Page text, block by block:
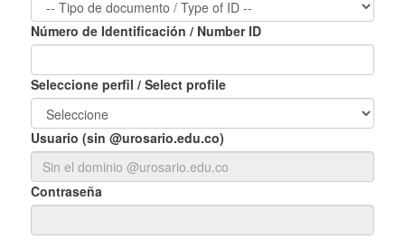
Número de Identificación / Number ID
Seleccione perfil / Select profile
Usuario (sin @urosario.edu.co)
Contraseña